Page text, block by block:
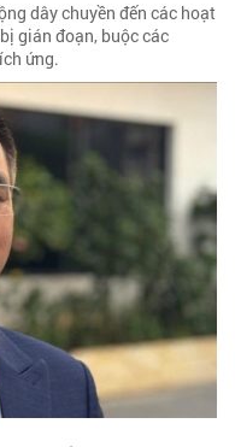
dây chuyền đến các hoạt
gián đoạn, buộc các
ứng.